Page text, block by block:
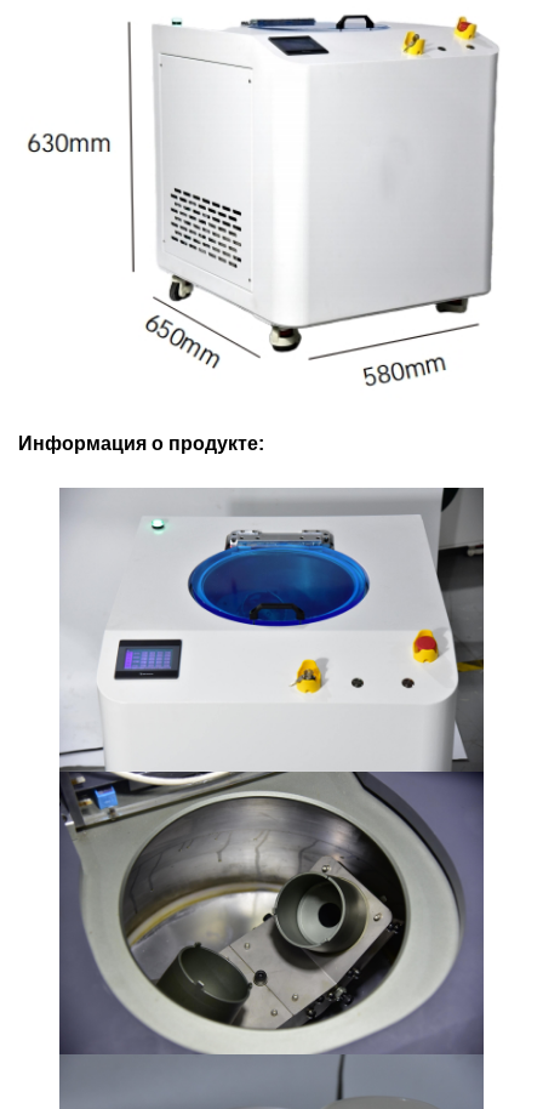
Информация о продукте: